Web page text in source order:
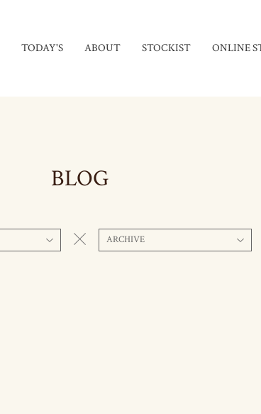
TODAY'S ABOUT STOCKIST ONLINE
BLOG
ARCHIVE